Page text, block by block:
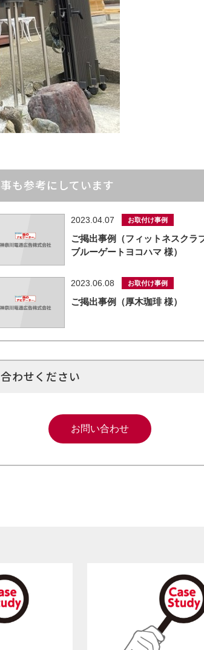
も参考にしています
2023.04.07 お取付け事例
ご掲出事例（フィットネスクラ
ブルーゲートヨコハマ 様）
2023.06.08 お取付け事例
ご掲出事例（厚木珈琲 様）
わせください
お問い合わせ